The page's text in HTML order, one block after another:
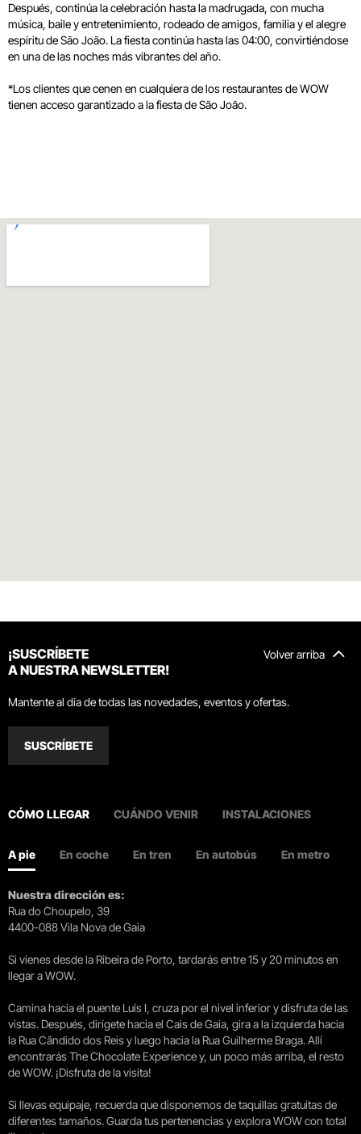
Después, continúa la celebración hasta la madrugada, con mucha
música, baile y entretenimiento, rodeado de amigos, familia y el alegre
espíritu de São João. La fiesta continúa hasta las 04:00, convirtiéndose
en una de las noches más vibrantes del año.
*Los clientes que cenen en cualquiera de los restaurantes de WOW
tienen acceso garantizado a la fiesta de São João.
Volver arriba
¡SUSCRÍBETE
A NUESTRA NEWSLETTER!
Mantente al día de todas las novedades, eventos y ofertas.
SUSCRÍBETE
CÓMO LLEGAR CUÁNDO VENIR INSTALACIONES
A pie En coche En tren En autobús En metro
Nuestra dirección es:
Rua do Choupelo, 39
4400-088 Vila Nova de Gaia
Si vienes desde la Ribeira de Porto, tardarás entre 15 y 20 minutos en
llegar a WOW.
Camina hacia el puente Luís I, cruza por el nivel inferior y disfruta de las
vistas. Después, dirígete hacia el Cais de Gaia, gira a la izquierda hacia
la Rua Cândido dos Reis y luego hacia la Rua Guilherme Braga. Allí
encontrarás The Chocolate Experience y, un poco más arriba, el resto
de WOW. ¡Disfruta de la visita!
Si llevas equipaje, recuerda que disponemos de taquillas gratuitas de
diferentes tamaños. Guarda tus pertenencias y explora WOW con total